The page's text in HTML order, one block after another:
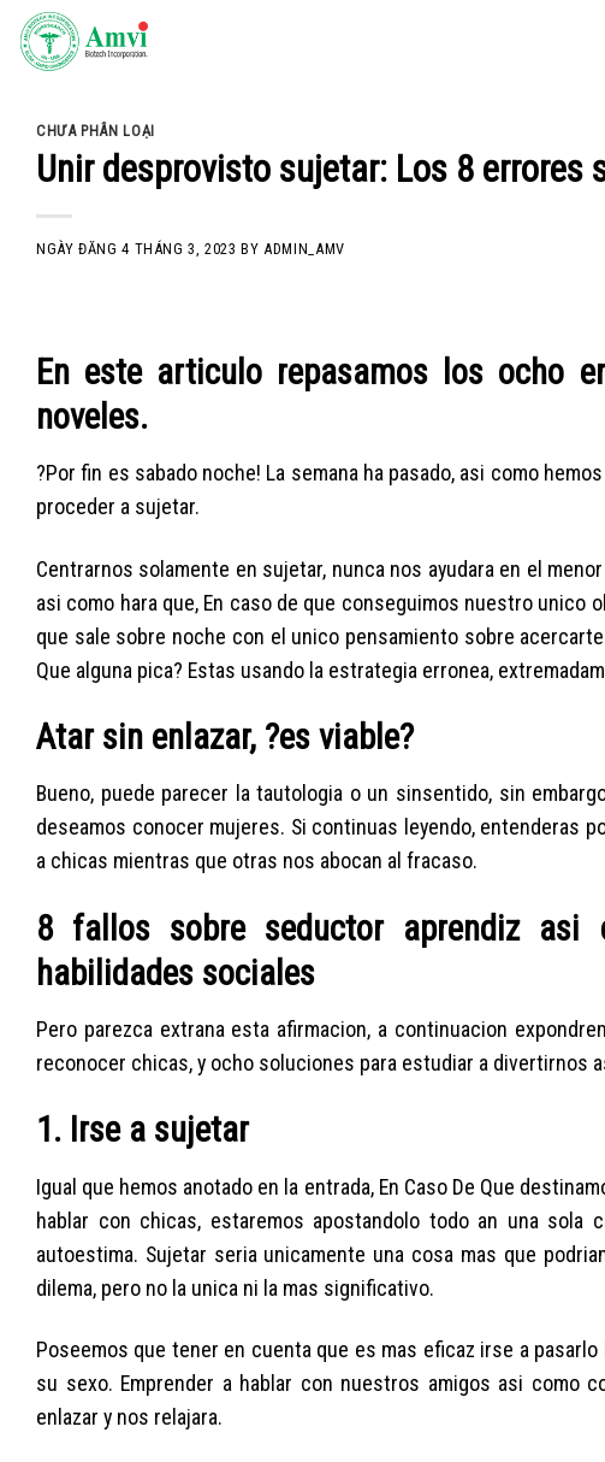
Skip
CHƯA PHÂN LOẠI
Unir desprovisto sujetar: Los 8 errores
NGÀY ĐĂNG4 THÁNG 3, 2023 BYADMIN_AMV
En este articulo repasamos los ocho
noveles.
?Por fin es sabado noche! La semana ha pasado, asi­ como
proceder a sujetar.
Centrarnos solamente en sujetar, nunca nos ayudara en el
asi­ como hara que, En caso de que conseguimos nuestro unico
que sale sobre noche con el unico pensamiento sobre
Que alguna pica? Estas usando la estrategia erronea,
Atar sin enlazar, ?es viable?
Bueno, puede parecer la tautologia o un sinsentido, sin
deseamos conocer mujeres. Si continuas leyendo, entenderas
a chicas mientras que otras nos abocan al fracaso.
8 fallos sobre seductor aprendiz asi­
habilidades sociales
Pero parezca extrana esta afirmacion, a continuacion
reconocer chicas, y ocho soluciones para estudiar a divertirnos
1. Irse a sujetar
Igual que hemos anotado en la entrada, En Caso De Que
hablar con chicas, estaremos apostandolo todo an una sola
autoestima. Sujetar seri­a unicamente una cosa mas que
dilema, pero no la unica ni la mas significativo.
Poseemos que tener en cuenta que es mas eficaz irse a
su sexo. Emprender a hablar con nuestros amigos asi­ como
enlazar y nos relajara.